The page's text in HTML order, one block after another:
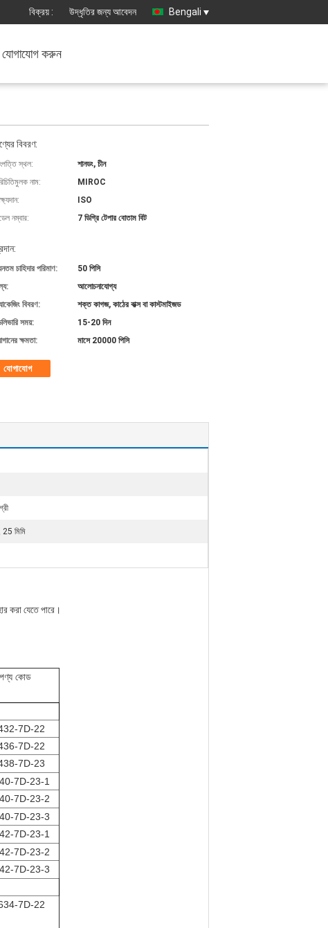
বিক্রয় : উদ্ধৃতির জন্য আবেদন Bengali
যোগাযোগ করুন
বিবরণ:
স্থল:
শানডং, চীন
নাম:
MIROC
ISO
নম্বার:
7 ডিগ্রি টেপার বোতাম বিট
চাহিদার পরিমাণ:
50 পিসি
আলোচনাযোগ্য
বিবরণ:
শক্ত কাগজ, কাঠের বাক্স বা কাস্টমাইজড
সময়:
15-20 দিন
ক্ষমতা:
মাসে 20000 পিসি
যোগাযোগ
25 মিমি
করা যেতে পারে।
পণ্য কোড
7D-22
7D-22
7D-23
7D-23-1
7D-23-2
7D-23-3
7D-23-1
7D-23-2
7D-23-3
7D-22